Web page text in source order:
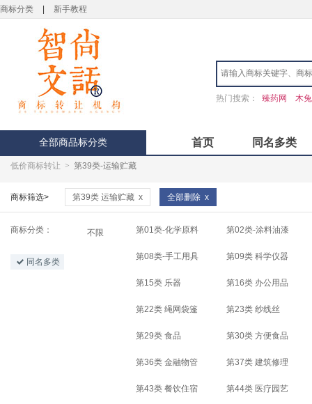
商标分类 新手教程
热门搜索： 臻药网 木兔
全部商品标分类 首页 同名多类
低价商标转让 > 第39类-运输贮藏
商标筛选> 第39类 运输贮藏 x 全部删除 x
商标分类：
同名多类
不限 第01类-化学原料 第02类-涂料油漆
第08类-手工用具 第09类 科学仪器
第15类 乐器 第16类 办公用品
第22类 绳网袋篷 第23类 纱线丝
第29类 食品 第30类 方便食品
第36类 金融物管 第37类 建筑修理
第43类 餐饮住宿 第44类 医疗园艺